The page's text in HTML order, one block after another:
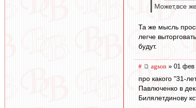
Может,все
Та же мысль
легче
будут.
# agson » 01 фев
про какого "31-
Павлюченко в
Билялетдинову